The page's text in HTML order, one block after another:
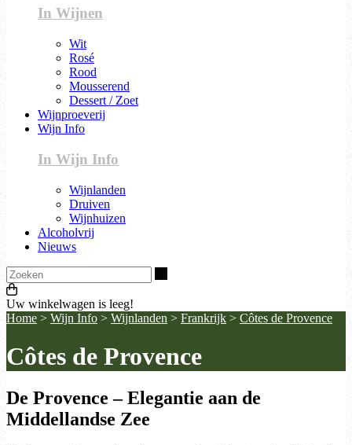
In Wijnen
Wit
Rosé
Rood
Mousserend
Dessert / Zoet
Wijnproeverij
Wijn Info
In Wijn Info
Wijnlanden
Druiven
Wijnhuizen
Alcoholvrij
Nieuws
Uw winkelwagen is leeg!
Home > Wijn Info > Wijnlanden > Frankrijk > Côtes de Provence
Côtes de Provence
De Provence – Elegantie aan de
Middellandse Zee